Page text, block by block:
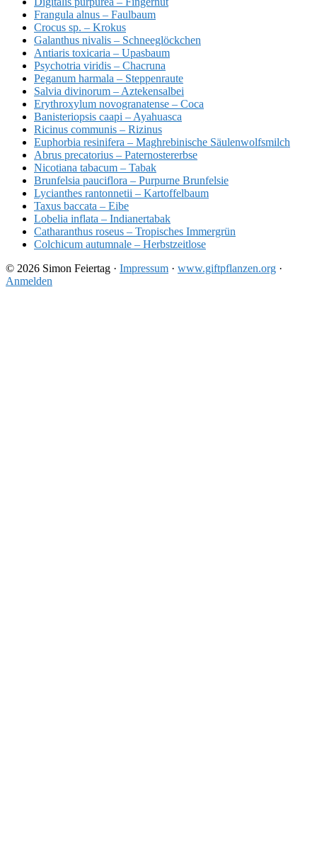
Frangula alnus – Faulbaum
Crocus sp. – Krokus
Galanthus nivalis – Schneeglöckchen
Antiaris toxicaria – Upasbaum
Psychotria viridis – Chacruna
Peganum harmala – Steppenraute
Salvia divinorum – Aztekensalbei
Erythroxylum novogranatense – Coca
Banisteriopsis caapi – Ayahuasca
Ricinus communis – Rizinus
Euphorbia resinifera – Maghrebinische Säulenwolfsmilch
Abrus precatorius – Paternostererbse
Nicotiana tabacum – Tabak
Brunfelsia pauciflora – Purpurne Brunfelsie
Lycianthes rantonnetii – Kartoffelbaum
Taxus baccata – Eibe
Lobelia inflata – Indianertabak
Catharanthus roseus – Tropisches Immergrün
Colchicum autumnale – Herbstzeitlose
© 2026 Simon Feiertag · Impressum · www.giftpflanzen.org ·
Anmelden